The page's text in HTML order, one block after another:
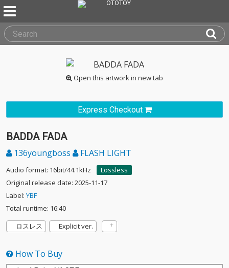
Open this artwork in new tab
Express Checkout
BADDA FADA
136youngboss FLASH LIGHT
Audio format: 16bit/44.1kHz
Lossless
Original release date: 2025-11-17
Label: YBF
Total runtime: 16:40
ロスレス
Explicit ver.
How To Buy